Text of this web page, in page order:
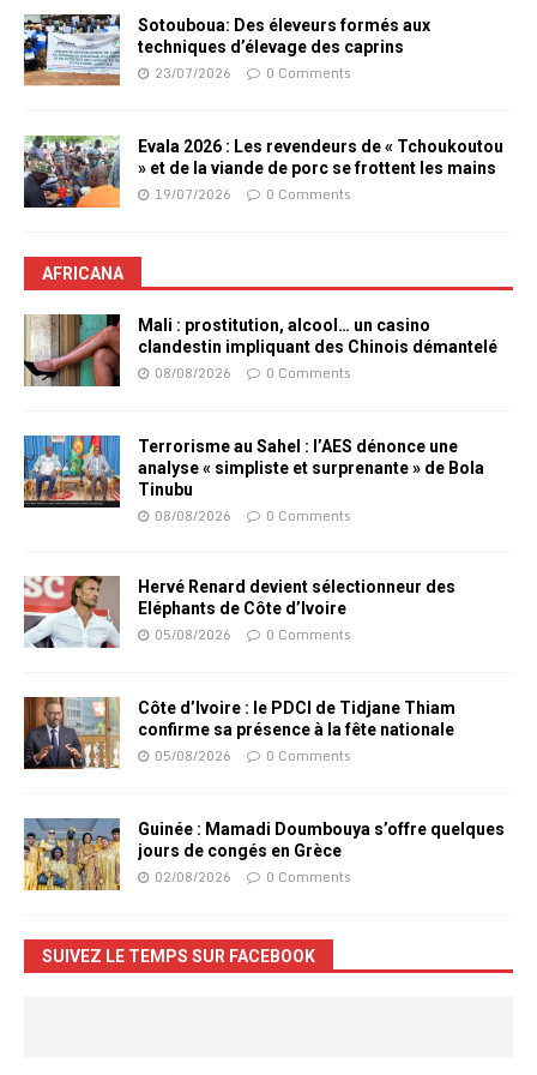
Sotouboua: Des éleveurs formés aux
techniques d’élevage des caprins
23/07/2026 0 Comments
Evala 2026 : Les revendeurs de « Tchoukoutou
» et de la viande de porc se frottent les mains
19/07/2026 0 Comments
AFRICANA
Mali : prostitution, alcool… un casino
clandestin impliquant des Chinois démantelé
08/08/2026 0 Comments
Terrorisme au Sahel : l’AES dénonce une
analyse « simpliste et surprenante » de Bola
Tinubu
08/08/2026 0 Comments
Hervé Renard devient sélectionneur des
Eléphants de Côte d’Ivoire
05/08/2026 0 Comments
Côte d’Ivoire : le PDCI de Tidjane Thiam
confirme sa présence à la fête nationale
05/08/2026 0 Comments
Guinée : Mamadi Doumbouya s’offre quelques
jours de congés en Grèce
02/08/2026 0 Comments
SUIVEZ LE TEMPS SUR FACEBOOK